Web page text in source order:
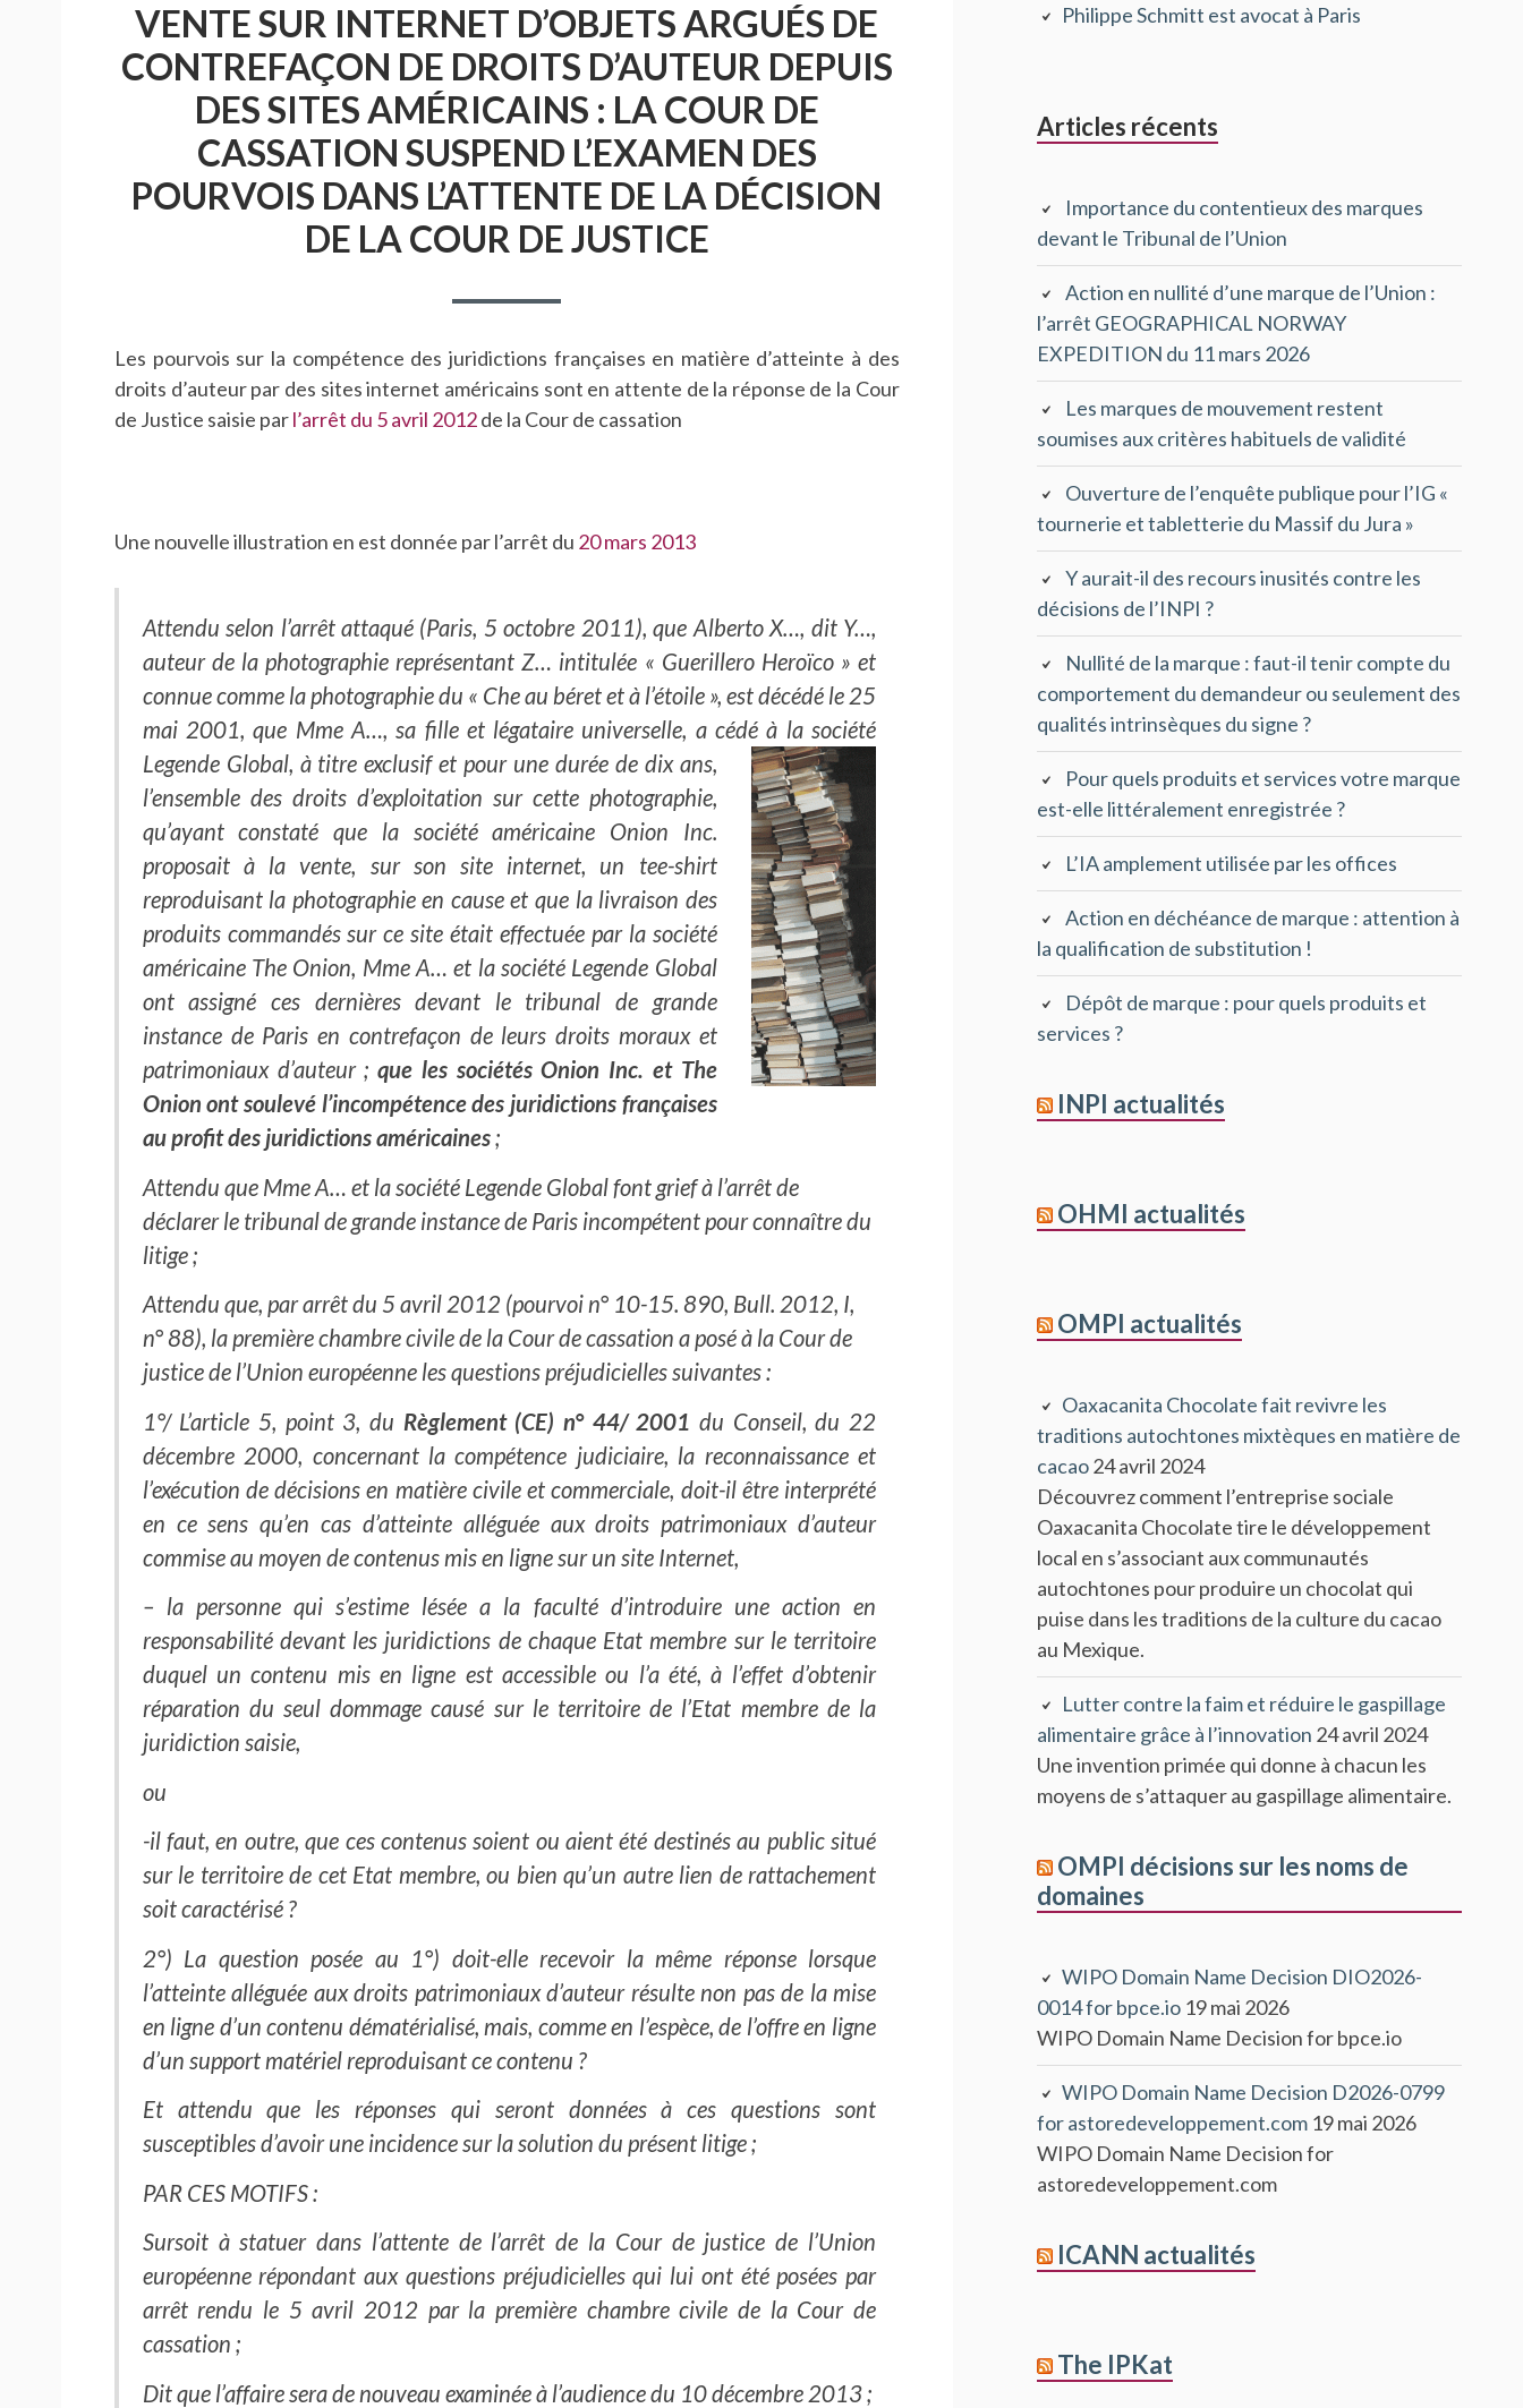
VENTE SUR INTERNET D’OBJETS ARGUÉS DE
CONTREFAÇON DE DROITS D’AUTEUR DEPUIS
DES SITES AMÉRICAINS : LA COUR DE
CASSATION SUSPEND L’EXAMEN DES
POURVOIS DANS L’ATTENTE DE LA DÉCISION
DE LA COUR DE JUSTICE
Les pourvois sur la compétence des juridictions françaises en matière d’atteinte à des
droits d’auteur par des sites internet américains sont en attente de la réponse de la Cour
de Justice saisie parl’arrêt du 5 avril 2012de la Cour de cassation
Une nouvelle illustration en est donnée par l’arrêt du 20 mars 2013
Attendu selon l’arrêt attaqué (Paris, 5 octobre 2011), que Alberto X…, dit Y…,
auteur de la photographie représentant Z… intitulée « Guerillero Heroïco » et
connue comme la photographie du « Che au béret et à l’étoile », est décédé le 25
mai 2001, que Mme A…, sa fille et légataire universelle, a cédé à la société
Legende Global, à titre exclusif et pour une durée de dix ans,
l’ensemble des droits d’exploitation sur cette photographie,
qu’ayant constaté que la société américaine Onion Inc.
proposait à la vente, sur son site internet, un tee-shirt
reproduisant la photographie en cause et que la livraison des
produits commandés sur ce site était effectuée par la société
américaine The Onion, Mme A… et la société Legende Global
ont assigné ces dernières devant le tribunal de grande
instance de Paris en contrefaçon de leurs droits moraux et
patrimoniaux d’auteur ;que les sociétés Onion Inc. et The
Onion ont soulevé l’incompétence des juridictions françaises
au profit des juridictions américaines;
Attendu que Mme A… et la société Legende Global font grief à l’arrêt de
déclarer le tribunal de grande instance de Paris incompétent pour connaître du
litige ;
Attendu que, par arrêt du 5 avril 2012 (pourvoi n° 10-15. 890, Bull. 2012, I,
n° 88), la première chambre civile de la Cour de cassation a posé à la Cour de
justice de l’Union européenne les questions préjudicielles suivantes :
1°/ L’article 5, point 3, du Règlement (CE) n° 44/ 2001 du Conseil, du 22
décembre 2000, concernant la compétence judiciaire, la reconnaissance et
l’exécution de décisions en matière civile et commerciale, doit-il être interprété
en ce sens qu’en cas d’atteinte alléguée aux droits patrimoniaux d’auteur
commise au moyen de contenus mis en ligne sur un site Internet,
– la personne qui s’estime lésée a la faculté d’introduire une action en
responsabilité devant les juridictions de chaque Etat membre sur le territoire
duquel un contenu mis en ligne est accessible ou l’a été, à l’effet d’obtenir
réparation du seul dommage causé sur le territoire de l’Etat membre de la
juridiction saisie,
ou
-il faut, en outre, que ces contenus soient ou aient été destinés au public situé
sur le territoire de cet Etat membre, ou bien qu’un autre lien de rattachement
soit caractérisé ?
2°) La question posée au 1°) doit-elle recevoir la même réponse lorsque
l’atteinte alléguée aux droits patrimoniaux d’auteur résulte non pas de la mise
en ligne d’un contenu dématérialisé, mais, comme en l’espèce, de l’offre en ligne
d’un support matériel reproduisant ce contenu ?
Et attendu que les réponses qui seront données à ces questions sont
susceptibles d’avoir une incidence sur la solution du présent litige ;
PAR CES MOTIFS :
Sursoit à statuer dans l’attente de l’arrêt de la Cour de justice de l’Union
européenne répondant aux questions préjudicielles qui lui ont été posées par
arrêt rendu le 5 avril 2012 par la première chambre civile de la Cour de
cassation ;
Dit que l’affaire sera de nouveau examinée à l’audience du 10 décembre 2013 ;
principale
Philippe Schmitt est avocat à Paris
Articles récents
Importance du contentieux des marques
devant le Tribunal de l’Union
Action en nullité d’une marque de l’Union :
l’arrêt GEOGRAPHICAL NORWAY
EXPEDITION du 11 mars 2026
Les marques de mouvement restent
soumises aux critères habituels de validité
Ouverture de l’enquête publique pour l’IG «
tournerie et tabletterie du Massif du Jura »
Y aurait-il des recours inusités contre les
décisions de l’INPI ?
Nullité de la marque : faut-il tenir compte du
comportement du demandeur ou seulement des
qualités intrinsèques du signe ?
Pour quels produits et services votre marque
est-elle littéralement enregistrée ?
L’IA amplement utilisée par les offices
Action en déchéance de marque : attention à
la qualification de substitution !
Dépôt de marque : pour quels produits et
services ?
INPI actualités
OHMI actualités
OMPI actualités
Oaxacanita Chocolate fait revivre les
traditions autochtones mixtèques en matière de
cacao24 avril 2024
Découvrez comment l’entreprise sociale
Oaxacanita Chocolate tire le développement
local en s’associant aux communautés
autochtones pour produire un chocolat qui
puise dans les traditions de la culture du cacao
au Mexique.
Lutter contre la faim et réduire le gaspillage
alimentaire grâce à l’innovation 24 avril 2024
Une invention primée qui donne à chacun les
moyens de s’attaquer au gaspillage alimentaire.
OMPI décisions sur les noms de
domaines
WIPO Domain Name Decision DIO2026-
0014 for bpce.io 19 mai 2026
WIPO Domain Name Decision for bpce.io
WIPO Domain Name Decision D2026-0799
for astoredeveloppement.com 19 mai 2026
WIPO Domain Name Decision for
astoredeveloppement.com
ICANN actualités
The IPKat